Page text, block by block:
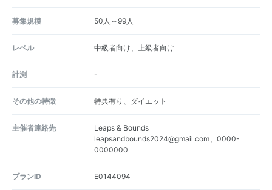
募集規模 50人～99人
レベル 中級者向け、上級者向け
計測 -
その他の特徴 特典有り、ダイエット
主催者連絡先
Leaps & Bounds
leapsandbounds2024@gmail.com、0000-
0000000
プランID E0144094